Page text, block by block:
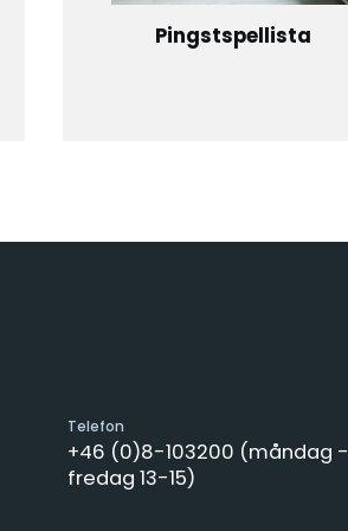
Pingstspellista
Telefon
+46 (0)8-103200 (måndag -
fredag 13-15)